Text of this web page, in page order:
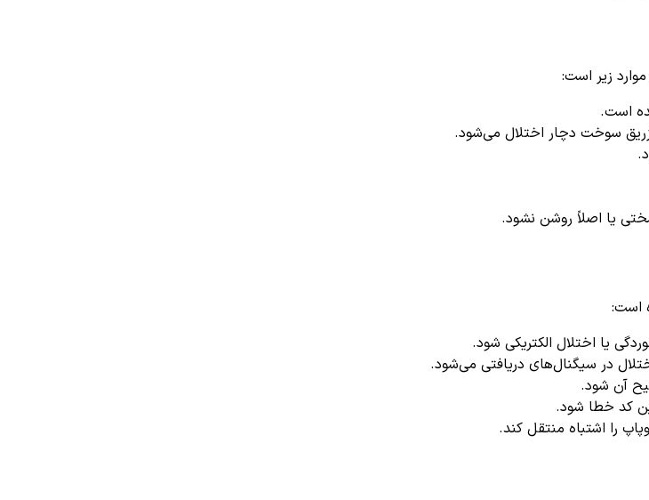
است.
سوخت دچار اختلال می‌شود.
یا اصلاً روشن نشود.
است:
یا اختلال الکتریکی شود.
در سیگنال‌های دریافتی می‌شود.
آن شود.
را اشتباه منتقل کند.